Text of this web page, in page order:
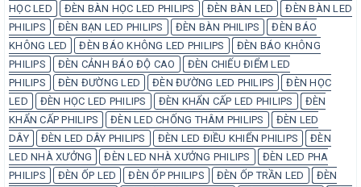
HỌC LED
ĐÈN BÀN HỌC LED PHILIPS ĐÈN BÀN LED
ĐÈN BÀN LED
PHILIPS
ĐÈN BẠN LED PHILIPS ĐÈN BÀN PHILIPS
ĐÈN BÁO
KHÔNG LED
ĐÈN BÁO KHÔNG LED PHILIPS
ĐÈN BÁO KHÔNG
PHILIPS
ĐÈN CẢNH BÁO ĐỘ CAO
ĐÈN CHIẾU ĐIỂM LED
PHILIPS
ĐÈN ĐƯỜNG LED ĐÈN ĐƯỜNG LED PHILIPS
ĐÈN HỌC
LED
ĐÈN HỌC LED PHILIPS ĐÈN KHẨN CẤP LED PHILIPS
ĐÈN
KHẨN CẤP PHILIPS
ĐÈN LED CHỐNG THÂM PHILIPS
ĐÈN LED
DÂY
ĐÈN LED DÂY PHILIPS ĐÈN LED ĐIỀU KHIỂN PHILIPS
ĐÈN
LED NHÀ XƯỞNG
ĐÈN LED NHÀ XƯỞNG PHILIPS
ĐÈN LED PHA
PHILIPS
ĐÈN ỐP LED ĐÈN ỐP PHILIPS ĐÈN ỐP TRẦN LED
ĐÈN